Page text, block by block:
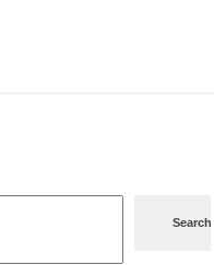
Search